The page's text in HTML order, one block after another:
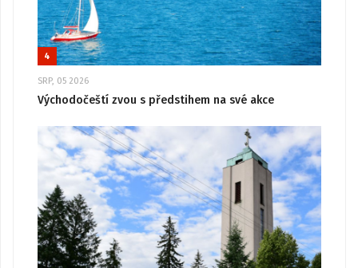
4
SRP, 05 2026
Východočeští zvou s předstihem na své akce